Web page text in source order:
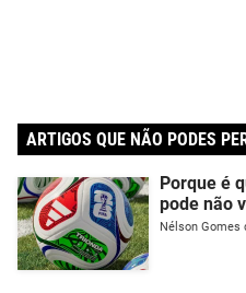
ARTIGOS QUE NÃO PODES
Porque é
pode não
Nélson Gomes